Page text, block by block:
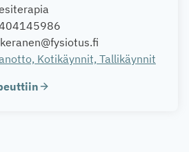
Kotikäynnit, Tallikäynnit